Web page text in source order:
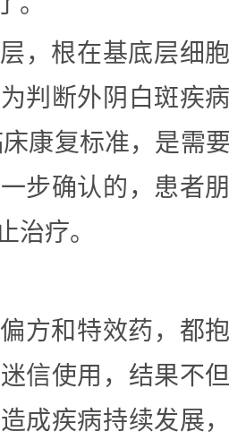
，根在基底层细胞
判断外阴白斑疾
康复标准，是需
步确认的，患者
治疗。
方和特效药，都
信使用，结果不
成疾病持续发展